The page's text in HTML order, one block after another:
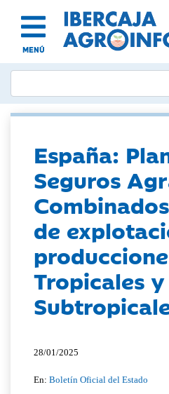
MENÚ
España:
Seguros
de
Tropicales y
28/01/2025
En:Boletín Oficial del Estado